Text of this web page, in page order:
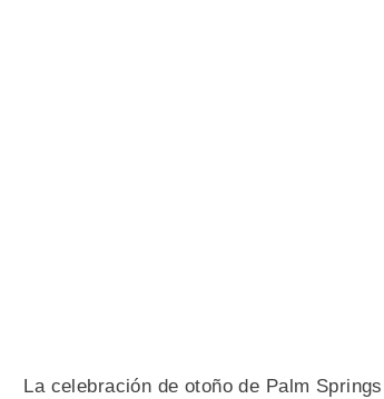
La celebración de otoño de Palm